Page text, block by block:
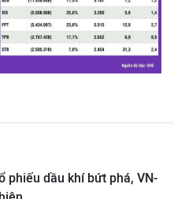
phiếu dầu khí bứt phá, VN-